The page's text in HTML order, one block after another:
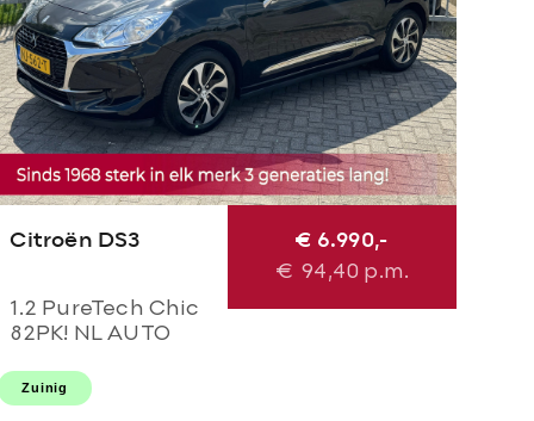
Citroën DS3
1.2 PureTech Chic
82PK! NL AUTO
TOPSTAAT! Airco l
LED l Cruise l
€ 6.990,-
€94,40 p.m.
Zuinig